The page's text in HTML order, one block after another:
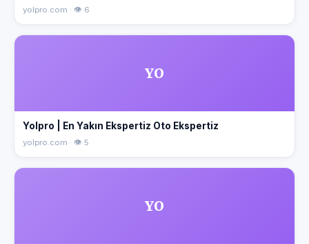
yolpro.com · 👁 6
YO
Yolpro | En Yakın Ekspertiz Oto Ekspertiz
yolpro.com · 👁 5
YO